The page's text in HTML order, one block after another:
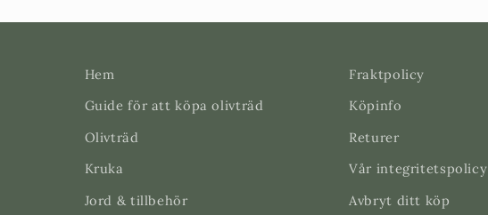
Hem
Guide för att köpa olivträd
Olivträd
Kruka
Jord & tillbehör
Fraktpolicy
Köpinfo
Returer
Vår integritetspolicy
Avbryt ditt köp